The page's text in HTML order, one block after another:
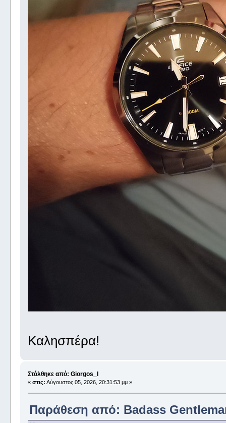
Καλησπέρα!
Στάλθηκε από: Giorgos_I
« στις: Αύγουστος 05, 2026, 20:31:53 μμ »
Παράθεση από: Badass